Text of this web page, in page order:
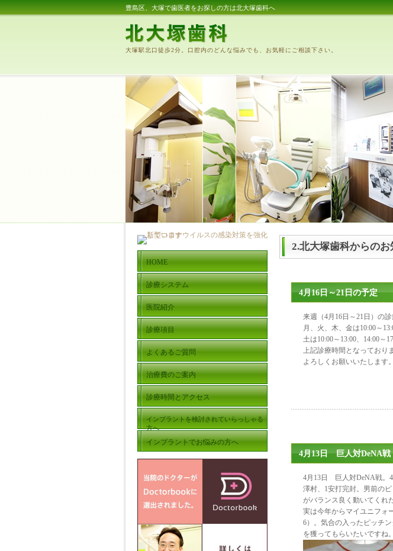
豊島区、大塚で歯医者をお探しの方は北大塚歯科へ
大塚駅北口徒歩2分。口腔内のどんな悩みでも、お気軽にご相談下さい。
2.北大塚歯科からのお
4月16日～21日の予定
来週（4月16日～21日）の
月、火、木、金は10:00～
土は10:00～13:00、14:00～
上記診療時間となっており
よろしくお願いいたします。
4月13日 巨人対DeNA戦
4月13日 巨人対DeNA戦。4
澤村、1安打完封。男前の
がバランス良く動いてくれ
実は今年からマイユニフォ
6）。気合の入ったピッチ
を獲ってもらいたいですね。
HOME
診療システム
医院紹介
診療項目
よくあるご質問
治療費のご案内
診療時間とアクセス
インプラントを検討されていらっしゃる
方へ
インプラントでお悩みの方へ